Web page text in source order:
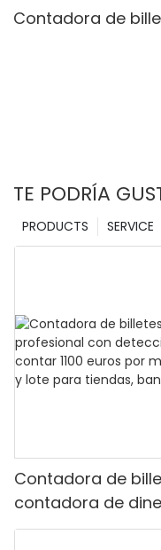
Contadora de
TE PODRÍA
SERVICE
PRODUCTS
Contadora de
contadora de
detección UV/